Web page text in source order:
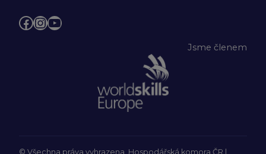
Facebook
Instagram
YouTube
Jsme členem
© Všechna práva vyhrazena, Hospodářská komora ČR |